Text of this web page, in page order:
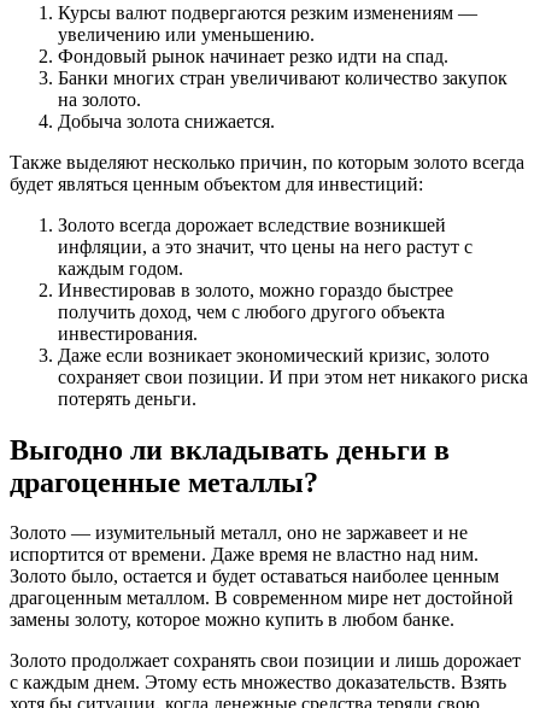
Курсы валют подвергаются резким изменениям —
увеличению или уменьшению.
Фондовый рынок начинает резко идти на спад.
Банки многих стран увеличивают количество закупок
на золото.
Добыча золота снижается.
Также выделяют несколько причин, по которым золото всегда
будет являться ценным объектом для инвестиций:
Золото всегда дорожает вследствие возникшей
инфляции, а это значит, что цены на него растут с
каждым годом.
Инвестировав в золото, можно гораздо быстрее
получить доход, чем с любого другого объекта
инвестирования.
Даже если возникает экономический кризис, золото
сохраняет свои позиции. И при этом нет никакого риска
потерять деньги.
Выгодно ли вкладывать деньги в
драгоценные металлы?
Золото — изумительный металл, оно не заржавеет и не
испортится от времени. Даже время не властно над ним.
Золото было, остается и будет оставаться наиболее ценным
драгоценным металлом. В современном мире нет достойной
замены золоту, которое можно купить в любом банке.
Золото продолжает сохранять свои позиции и лишь дорожает
с каждым днем. Этому есть множество доказательств. Взять